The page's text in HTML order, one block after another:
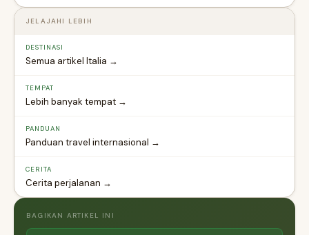
JELAJAHI LEBIH
DESTINASI
Semua artikel Italia →
TEMPAT
Lebih banyak tempat →
PANDUAN
Panduan travel internasional →
CERITA
Cerita perjalanan →
BAGIKAN ARTIKEL INI